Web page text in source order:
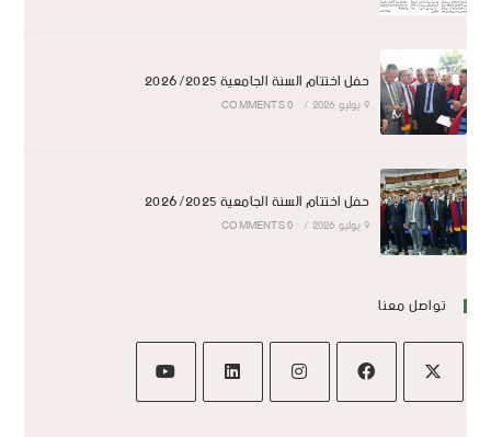
حفل اختتام السنة الجامعية 2026/2025
9 يوليو 2026 /
0 COMMENTS
حفل اختتام السنة الجامعية 2026/2025
9 يوليو 2026 /
0 COMMENTS
تواصل معنا